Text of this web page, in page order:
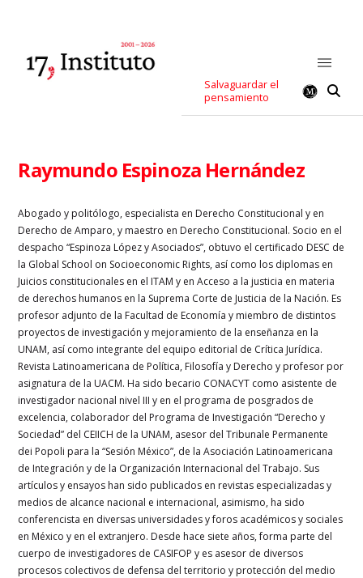
Salvaguardar el
pensamiento
Raymundo Espinoza Hernández
Abogado y politólogo, especialista en Derecho Constitucional y en
Derecho de Amparo, y maestro en Derecho Constitucional. Socio en el
despacho “Espinoza López y Asociados”, obtuvo el certificado DESC de
la Global School on Socioeconomic Rights, así como los diplomas en
Juicios constitucionales en el ITAM y en Acceso a la justicia en materia
de derechos humanos en la Suprema Corte de Justicia de la Nación. Es
profesor adjunto de la Facultad de Economía y miembro de distintos
proyectos de investigación y mejoramiento de la enseñanza en la
UNAM, así como integrante del equipo editorial de Crítica Jurídica.
Revista Latinoamericana de Política, Filosofía y Derecho y profesor por
asignatura de la UACM. Ha sido becario CONACYT como asistente de
investigador nacional nivel III y en el programa de posgrados de
excelencia, colaborador del Programa de Investigación “Derecho y
Sociedad” del CEIICH de la UNAM, asesor del Tribunale Permanente
dei Popoli para la “Sesión México”, de la Asociación Latinoamericana
de Integración y de la Organización Internacional del Trabajo. Sus
artículos y ensayos han sido publicados en revistas especializadas y
medios de alcance nacional e internacional, asimismo, ha sido
conferencista en diversas universidades y foros académicos y sociales
en México y en el extranjero. Desde hace siete años, forma parte del
cuerpo de investigadores de CASIFOP y es asesor de diversos
procesos colectivos de defensa del territorio y protección del medio